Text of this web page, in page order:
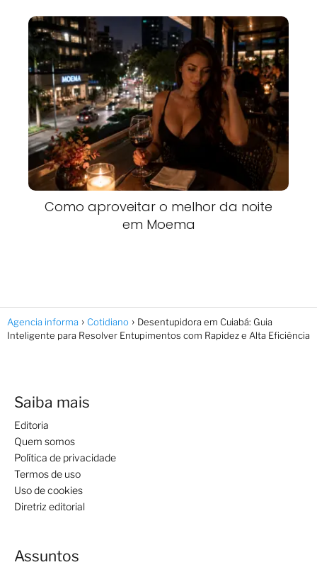
Como aproveitar o melhor da noite
em Moema
Agencia informa Cotidiano
Desentupidora em Cuiabá: Guia
Inteligente para Resolver Entupimentos com Rapidez e Alta Eficiência
Saiba mais
Editoria
Quem somos
Política de privacidade
Termos de uso
Uso de cookies
Diretriz editorial
Assuntos